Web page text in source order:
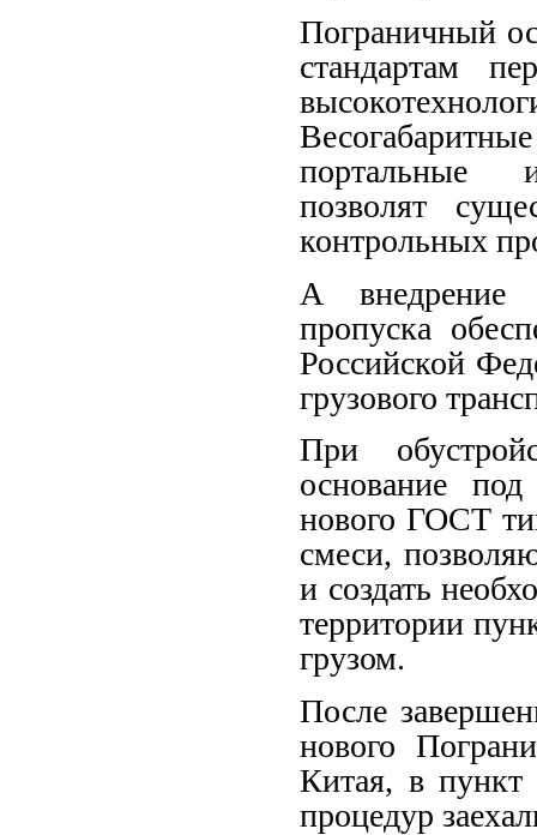
Пограничный
стандартам
портальные
позволят
контрольных
А внедрение
пропуска
Российской
грузового
При
основание
нового ГОСТ
смеси,
и создать
территории
грузом.
После
нового
Китая, в пункт
процедур